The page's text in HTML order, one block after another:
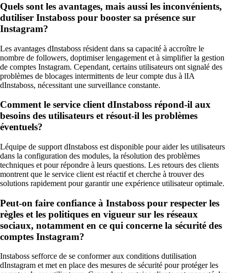
Quels sont les avantages, mais aussi les inconvénients,
dutiliser Instaboss pour booster sa présence sur
Instagram?
Les avantages dInstaboss résident dans sa capacité à accroître le
nombre de followers, doptimiser lengagement et à simplifier la gestion
de comptes Instagram. Cependant, certains utilisateurs ont signalé des
problèmes de blocages intermittents de leur compte dus à lIA
dInstaboss, nécessitant une surveillance constante.
Comment le service client dInstaboss répond-il aux
besoins des utilisateurs et résout-il les problèmes
éventuels?
Léquipe de support dInstaboss est disponible pour aider les utilisateurs
dans la configuration des modules, la résolution des problèmes
techniques et pour répondre à leurs questions. Les retours des clients
montrent que le service client est réactif et cherche à trouver des
solutions rapidement pour garantir une expérience utilisateur optimale.
Peut-on faire confiance à Instaboss pour respecter les
règles et les politiques en vigueur sur les réseaux
sociaux, notamment en ce qui concerne la sécurité des
comptes Instagram?
Instaboss sefforce de se conformer aux conditions dutilisation
dInstagram et met en place des mesures de sécurité pour protéger les